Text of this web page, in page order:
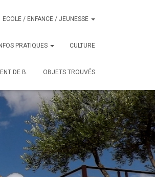
ECOLE / ENFANCE / JEUNESSE
INFOS PRATIQUES CULTURE
DE B. OBJETS TROUVÉS